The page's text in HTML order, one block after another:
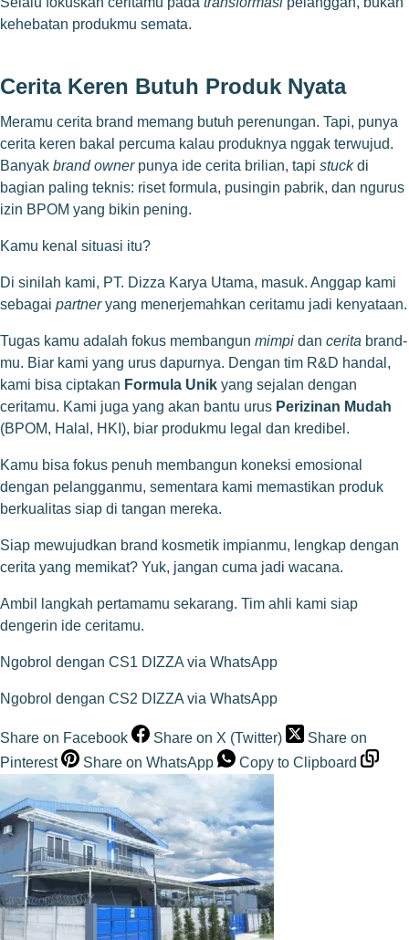
kehebatan produkmu semata.
Cerita Keren Butuh Produk Nyata
Meramu cerita brand memang butuh perenungan. Tapi, punya
cerita keren bakal percuma kalau produknya nggak terwujud.
Banyak brand ownerpunya ide cerita brilian, tapi stuckdi
bagian paling teknis: riset formula, pusingin pabrik, dan ngurus
izin BPOM yang bikin pening.
Kamu kenal situasi itu?
Di sinilah kami, PT. Dizza Karya Utama, masuk. Anggap kami
sebagai partneryang menerjemahkan ceritamu jadi kenyataan.
Tugas kamu adalah fokus membangun mimpi dan cerita brand-
mu. Biar kami yang urus dapurnya. Dengan tim R&D handal,
kami bisa ciptakan Formula Unik yang sejalan dengan
ceritamu. Kami juga yang akan bantu urus Perizinan Mudah
(BPOM, Halal, HKI), biar produkmu legal dan kredibel.
Kamu bisa fokus penuh membangun koneksi emosional
dengan pelangganmu, sementara kami memastikan produk
berkualitas siap di tangan mereka.
Siap mewujudkan brand kosmetik impianmu, lengkap dengan
cerita yang memikat? Yuk, jangan cuma jadi wacana.
Ambil langkah pertamamu sekarang. Tim ahli kami siap
dengerin ide ceritamu.
Ngobrol dengan CS1 DIZZA via WhatsApp
Ngobrol dengan CS2 DIZZA via WhatsApp
Share on Facebook Share on X (Twitter)
Share on
Pinterest
Share on WhatsApp Copy to Clipboard